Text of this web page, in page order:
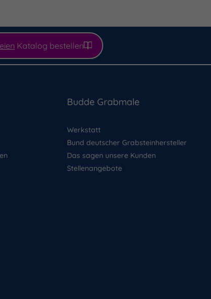
Katalog bestellen
Budde Grabmale
Werkstatt
Bund deutscher Grabsteinhersteller
Das sagen unsere Kunden
Stellenangebote